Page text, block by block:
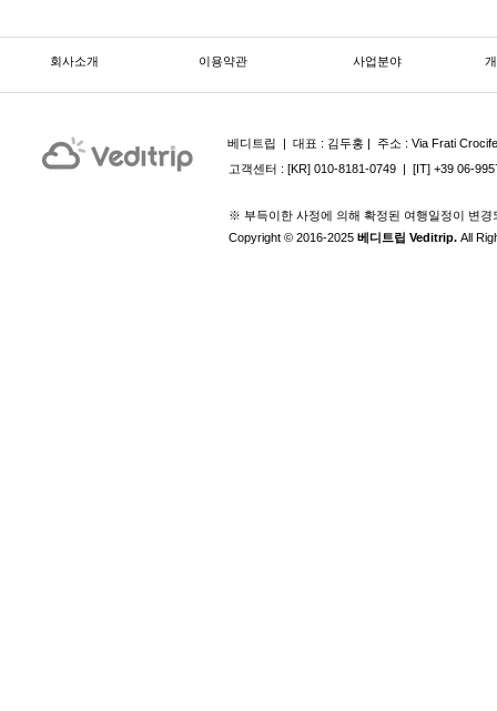
회사소개 이용약관 사업분야
베디트립 | ​ 대표 : 김두홍 | 주소 : Via Frati
고객센터 : [KR] 010-8181-0749 | [IT] +39 06-
※ 부득이한 사정에 의해 확정된 여행일정이 변
Copyright © 2016-2025 베디트립 Veditrip. All